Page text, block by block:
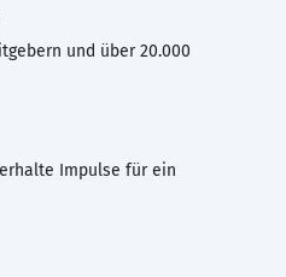
und über 20.000
Impulse für ein